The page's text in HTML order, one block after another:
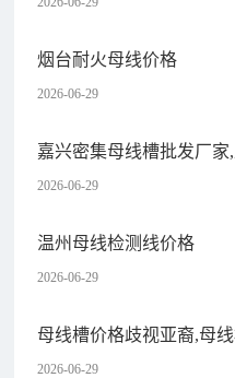
烟台耐火母线价格
2026-06-29
嘉兴密集母线槽批发厂
2026-06-29
温州母线检测线价格
2026-06-29
母线槽价格歧视亚裔,母
2026-06-29